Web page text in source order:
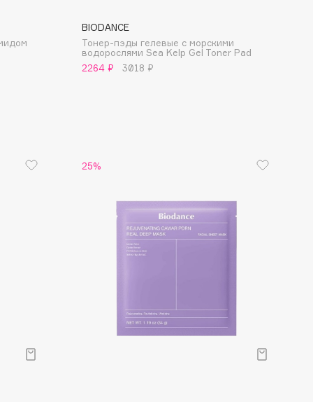
BIODANCE
Тонер-пэды гелевые с морскими
водорослями Sea Kelp Gel Toner Pad
2264 ₽
3018 ₽
25%